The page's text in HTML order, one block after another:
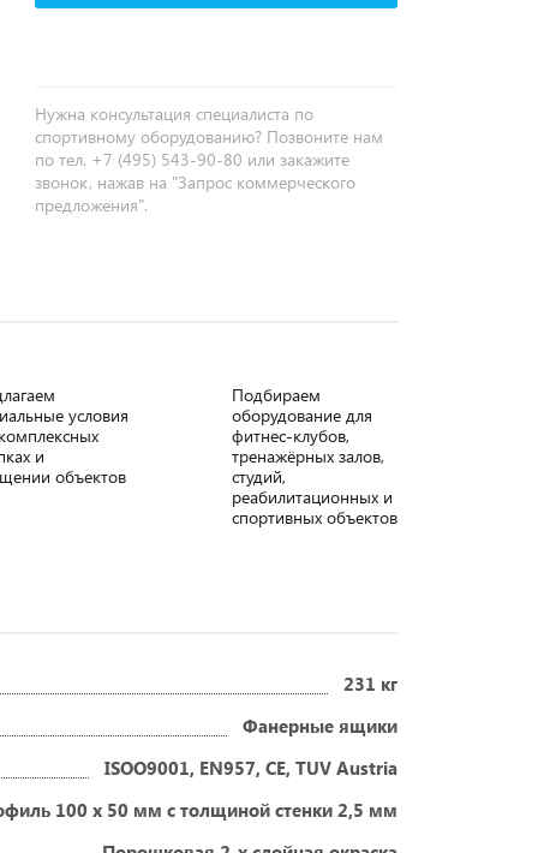
Нужна консультация специалиста по
спортивному оборудованию? Позвоните нам
по тел. +7 (495) 543-90-80 или закажите
звонок, нажав на "Запрос коммерческого
предложения".
условия
и
объектов
Подбираем
оборудование для
фитнес-клубов,
тренажёрных залов,
студий,
реабилитационных и
спортивных объектов
231 кг
Фанерные ящики
ISOO9001, EN957, CE, TUV Austria
100 х 50 мм с толщиной стенки 2,5 мм